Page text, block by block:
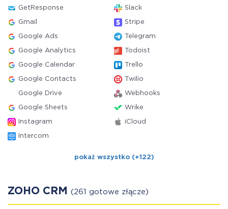
GetResponse Slack
Gmail Stripe
Google Ads Telegram
Google Analytics Todoist
Google Calendar Trello
Google Contacts Twilio
Google Drive Webhooks
Google Sheets Wrike
Instagram iCloud
Intercom
pokaż wszystko (+122)
ZOHO CRM (261 gotowe złącze)